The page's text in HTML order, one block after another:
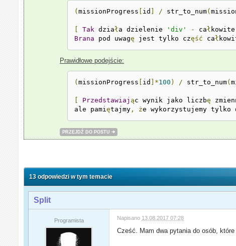
(missionProgress [ id ] / str_to_num(
[ Tak działa dzielenie 'div' - cał kowite
Brana pod uwagę jest tylko część cał
Prawidłowe podejście:
(missionProgress [ id ]*100 ) / str_to_num(
[ Przedstawiaj ąc wynik jako liczbę
ale pamiętajmy , że wykorzystujemy
PRZEJDŹ DO POSTU
13 odpowiedzi w tym temacie
Split
Programista Napisano 13.08.2017 07:28
Cześć. Mam dwa pytania do osób, które